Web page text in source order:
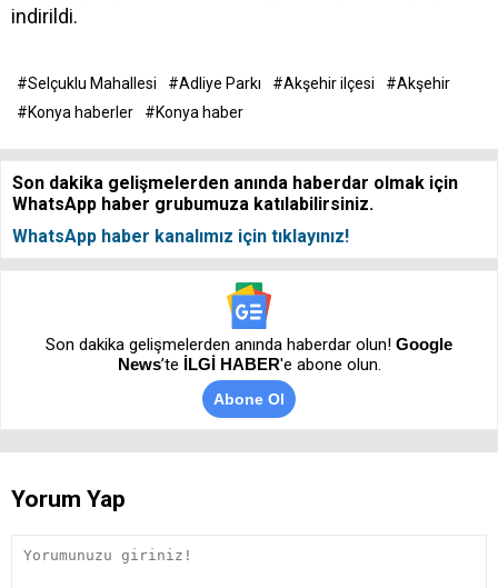
indirildi.
#Selçuklu Mahallesi #Adliye Parkı #Akşehir ilçesi
#Akşehir
#Konya haberler
#Konya haber
Son dakika gelişmelerden anında haberdar olmak için
WhatsApp haber grubumuza katılabilirsiniz.
WhatsApp haber kanalımız için tıklayınız!
Son dakika gelişmelerden anında haberdar olun! Google
News’te İLGİ HABER'e abone olun.
Abone Ol
Yorum Yap